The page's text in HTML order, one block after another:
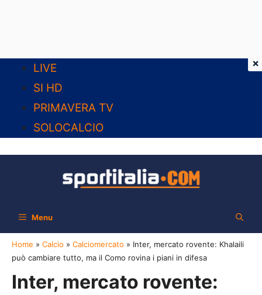
contenuto
LIVE
SI HD
PRIMAVERA TV
SOLOCALCIO
Menu
Home » Calcio » Calciomercato » Inter, mercato rovente: Khalaili
può cambiare tutto, ma il Como rovina i piani in difesa
Inter, mercato rovente:
×